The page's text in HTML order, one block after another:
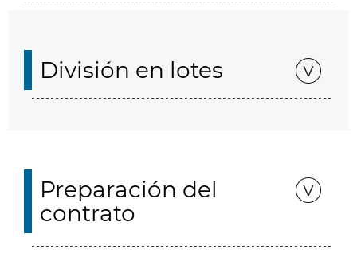
División en lotes
Preparación del
contrato